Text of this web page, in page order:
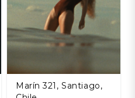
Marín 321, Santiago,